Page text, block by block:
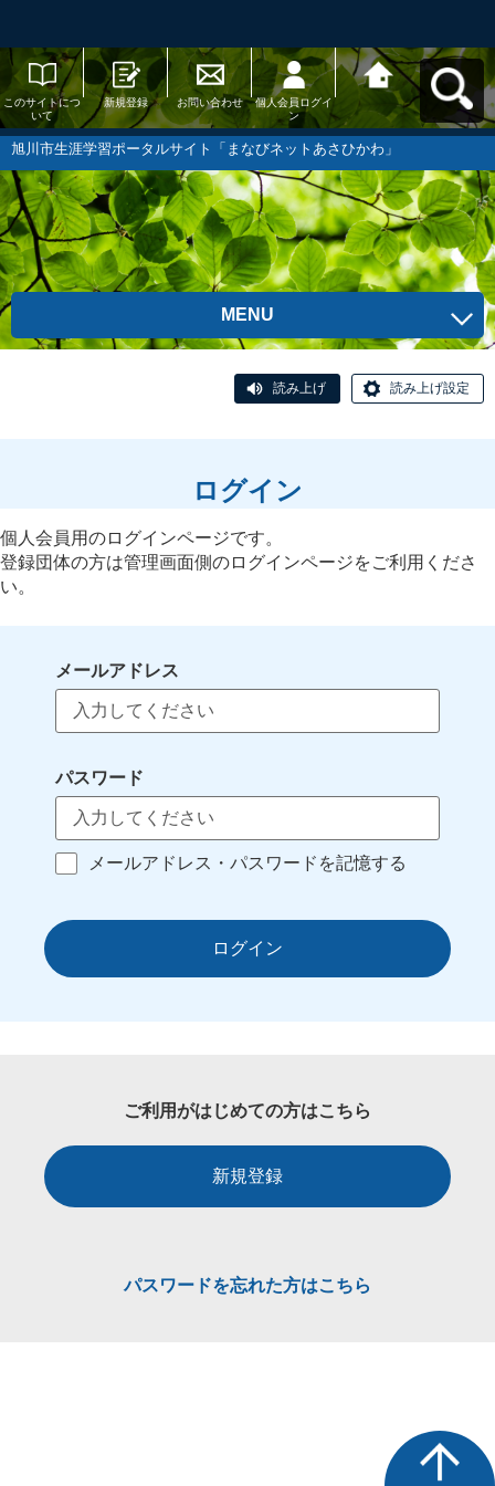
このサイトにつ
いて
新規登録 お問い合わせ
個人会員ログイ
ン
旭川市生涯学習
ポータルサイト
「まなびネット
あさひかわ」へ
戻る
旭川市生涯学習ポータルサイト「まなびネットあさひかわ」
MENU
読み上げ 読み上げ設定
ログイン
個人会員用のログインページです。
登録団体の方は管理画面側のログインページをご利用くださ
い。
メールアドレス
パスワード
メールアドレス・パスワードを記憶する
ログイン
ご利用がはじめての方はこちら
新規登録
パスワードを忘れた方はこちら